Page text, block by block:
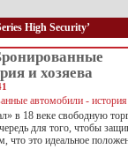
High Security’
и хозяева
в 18 веке свободную
для того, чтобы
что это идеальное